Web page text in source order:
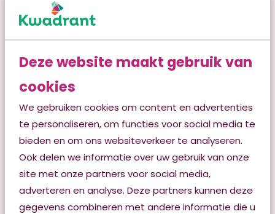
Deze website maakt gebruik van
cookies
We gebruiken cookies om content en advertenties
te personaliseren, om functies voor social media te
bieden en om ons websiteverkeer te analyseren.
Ook delen we informatie over uw gebruik van onze
site met onze partners voor social media,
adverteren en analyse. Deze partners kunnen deze
gegevens combineren met andere informatie die u
Bekijk onze locaties
Info voor verwijzers
Contact
Klachten
Vacatures
Nieuws
Publicaties & brochures
Info voor verwijzers